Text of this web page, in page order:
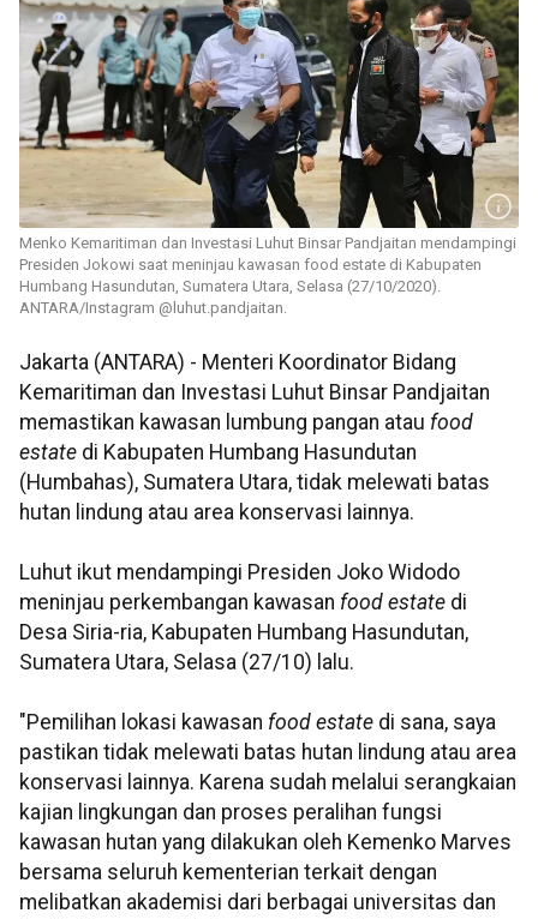
Menko Kemaritiman dan Investasi Luhut Binsar Pandjaitan mendampingi
Presiden Jokowi saat meninjau kawasan food estate di Kabupaten
Humbang Hasundutan, Sumatera Utara, Selasa (27/10/2020).
ANTARA/Instagram @luhut.pandjaitan.
Jakarta (ANTARA) - Menteri Koordinator Bidang
Kemaritiman dan Investasi Luhut Binsar Pandjaitan
memastikan kawasan lumbung pangan atau food
estate di Kabupaten Humbang Hasundutan
(Humbahas), Sumatera Utara, tidak melewati batas
hutan lindung atau area konservasi lainnya.
Luhut ikut mendampingi Presiden Joko Widodo
meninjau perkembangan kawasan food estate di
Desa Siria-ria, Kabupaten Humbang Hasundutan,
Sumatera Utara, Selasa (27/10) lalu.
"Pemilihan lokasi kawasan food estate di sana, saya
pastikan tidak melewati batas hutan lindung atau area
konservasi lainnya. Karena sudah melalui serangkaian
kajian lingkungan dan proses peralihan fungsi
kawasan hutan yang dilakukan oleh Kemenko Marves
bersama seluruh kementerian terkait dengan
melibatkan akademisi dari berbagai universitas dan